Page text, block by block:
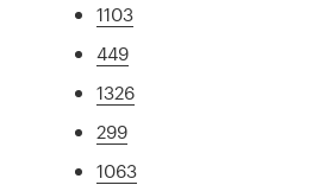
1103
449
1326
299
1063